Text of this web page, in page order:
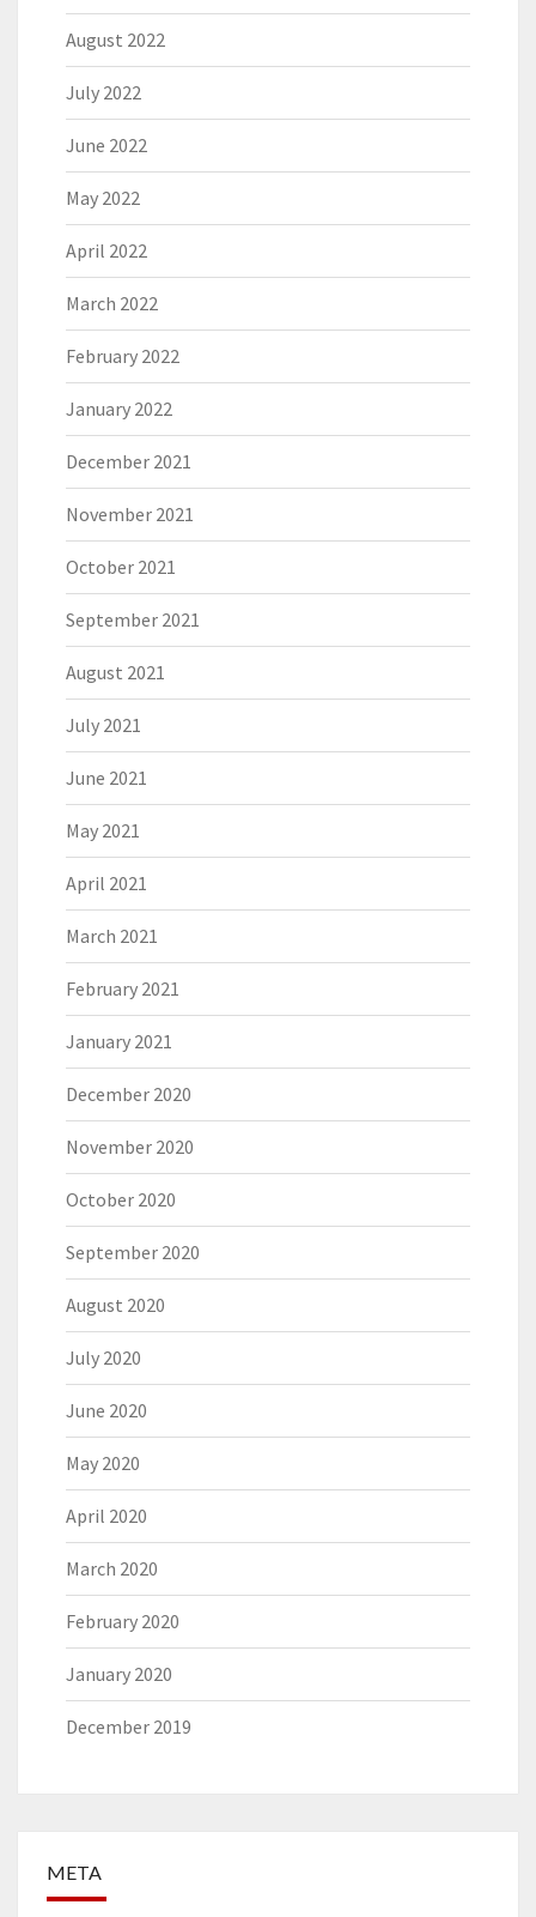
August 2022
July 2022
June 2022
May 2022
April 2022
March 2022
February 2022
January 2022
December 2021
November 2021
October 2021
September 2021
August 2021
July 2021
June 2021
May 2021
April 2021
March 2021
February 2021
January 2021
December 2020
November 2020
October 2020
September 2020
August 2020
July 2020
June 2020
May 2020
April 2020
March 2020
February 2020
January 2020
December 2019
META